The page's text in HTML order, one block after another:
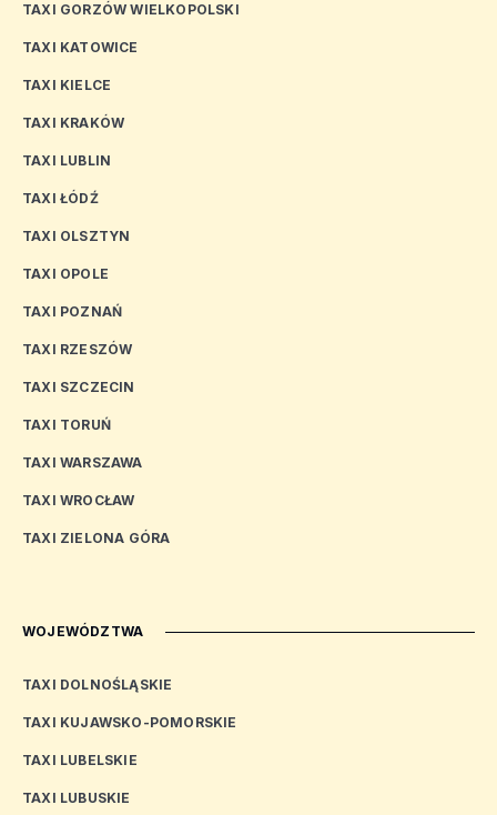
TAXI GORZÓW WIELKOPOLSKI
TAXI KATOWICE
TAXI KIELCE
TAXI KRAKÓW
TAXI LUBLIN
TAXI ŁÓDŹ
TAXI OLSZTYN
TAXI OPOLE
TAXI POZNAŃ
TAXI RZESZÓW
TAXI SZCZECIN
TAXI TORUŃ
TAXI WARSZAWA
TAXI WROCŁAW
TAXI ZIELONA GÓRA
WOJEWÓDZTWA
TAXI DOLNOŚLĄSKIE
TAXI KUJAWSKO-POMORSKIE
TAXI LUBELSKIE
TAXI LUBUSKIE